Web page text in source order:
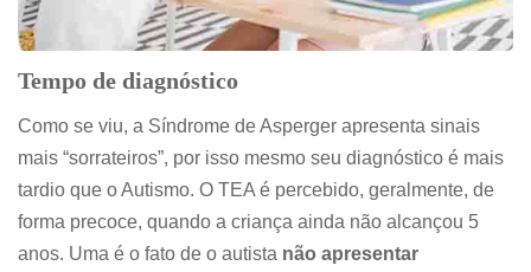
Tempo de diagnóstico
Como se viu, a Síndrome de Asperger apresenta sinais
mais “sorrateiros”, por isso mesmo seu diagnóstico é mais
tardio que o Autismo. O TEA é percebido, geralmente, de
forma precoce, quando a criança ainda não alcançou 5
anos. Uma é o fato de o autista não apresentar